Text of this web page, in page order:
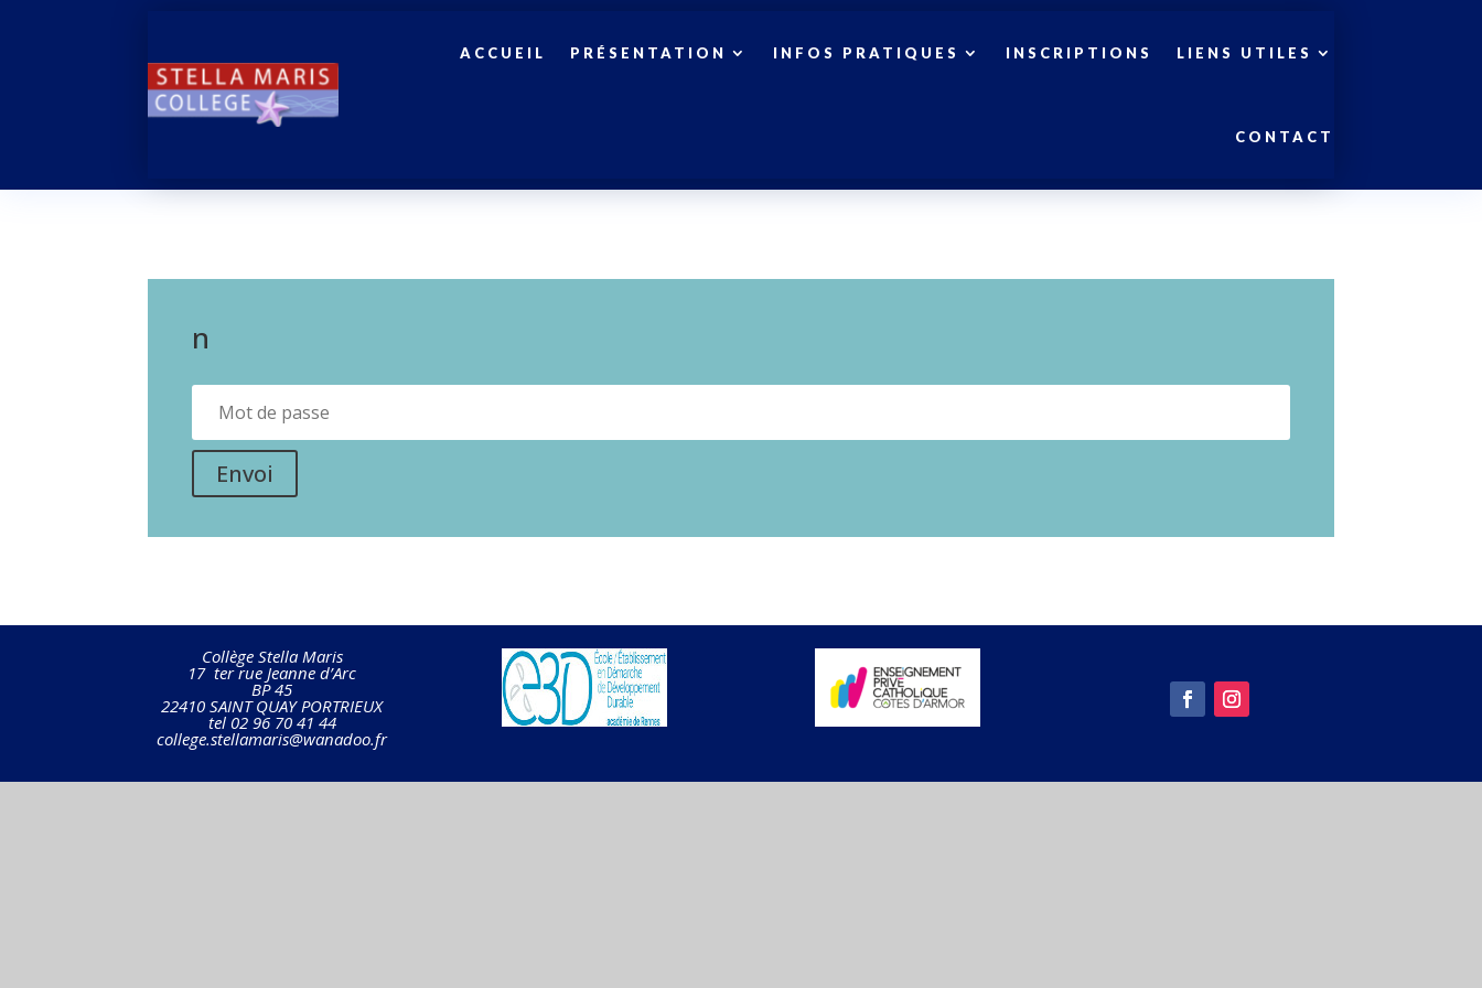
ACCUEIL PRÉSENTATION INFOS PRATIQUES INSCRIPTIONS LIENS UTILES
CONTACT
n
Envoi
Collège Stella Maris
17 ter rue Jeanne d’Arc
BP 45
22410 SAINT QUAY PORTRIEUX
tel 02 96 70 41 44
college.stellamaris@wanadoo.fr